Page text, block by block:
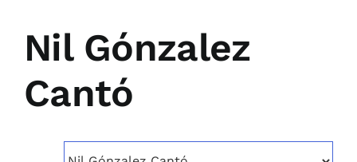
Nil Gónzalez
Cantó